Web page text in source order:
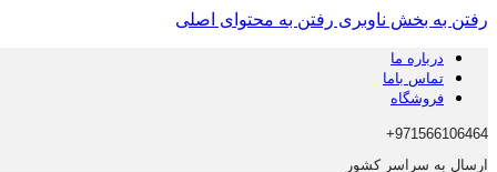
رفتن به بخش ناوبری رفتن به محتوای اصلی
درباره ما
تماس باما
فروشگاه
971566106464+
ارسال به سراسر کشور